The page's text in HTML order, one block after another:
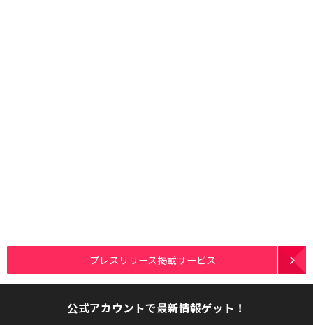
プレスリリース掲載サービス
公式アカウントで最新情報ゲット！